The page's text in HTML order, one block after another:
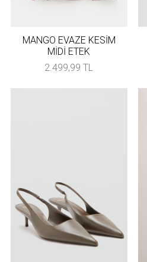
MANGO EVAZE KESİM
MİDİ ETEK
2.499,99 TL